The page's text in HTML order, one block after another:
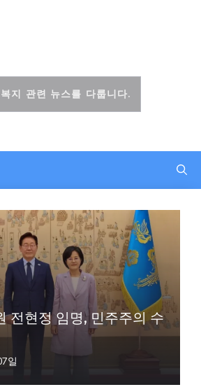
지 관련 뉴스를 다룹니다.
전현정 임명, 민주주의 수
일